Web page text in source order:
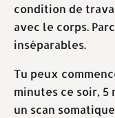
condition de
avec le corps.
inséparables.
Tu peux
minutes ce soir, 5
un scan